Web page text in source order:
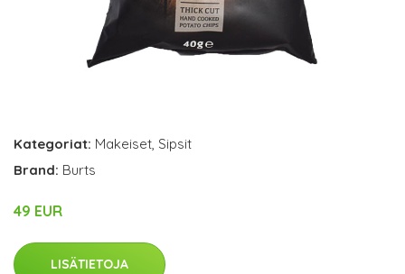
Kategoriat: Makeiset, Sipsit
Brand: Burts
49 EUR
LISÄTIETOJA